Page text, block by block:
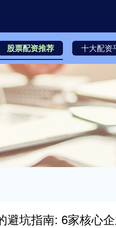
股票配资推荐 十大配资
避坑指南: 6家核心